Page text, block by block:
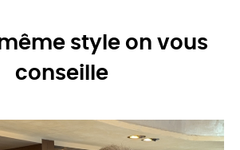
style on vous
conseille